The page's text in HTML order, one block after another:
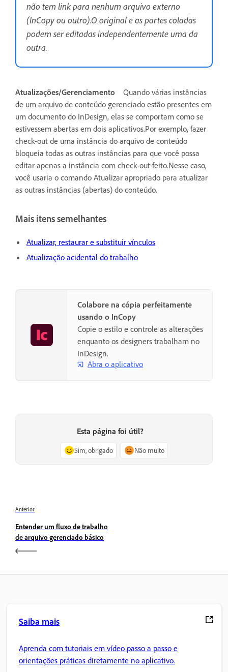
não tem link para nenhum arquivo externo
(InCopy ou outro).O original e as partes coladas
podem ser editadas independentemente uma da
outra.
Atualizações/Gerenciamento
Quando várias instâncias
de um arquivo de conteúdo gerenciado estão presentes em
um documento do InDesign, elas se comportam como se
estivessem abertas em dois aplicativos.Por exemplo, fazer
check-out de uma instância do arquivo de conteúdo
bloqueia todas as outras instâncias para que você possa
editar apenas a instância com check-out feito.Nesse caso,
você usaria o comando Atualizar apropriado para atualizar
as outras instâncias (abertas) do conteúdo.
Mais itens semelhantes
Atualizar, restaurar e substituir vínculos
Atualização acidental do trabalho
Colabore na cópia perfeitamente
usando o InCopy
Copie o estilo e controle as alterações
enquanto os designers trabalham no
InDesign.
Abra o aplicativo
Esta página foi útil?
Sim, obrigado Não muito
Anterior
Entender um fluxo de trabalho
de arquivo gerenciado básico
Saiba mais
Aprenda com tutoriais em vídeo passo a passo e
orientações práticas diretamente no aplicativo.